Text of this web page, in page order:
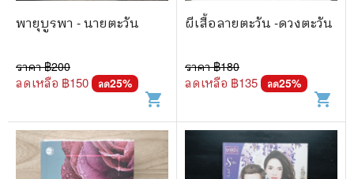
พายุบูรพา - นายตะวัน
ราคา ฿200
ลดเหลือ ฿150 ลด25%
shopping_cart
ผีเสื้อลายตะวัน -ดวงตะวัน
ราคา ฿180
ลดเหลือ ฿135 ลด25%
shopping_cart